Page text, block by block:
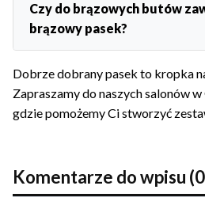
Czy do brązowych butów
brązowy pasek?
Dobrze dobrany pasek to kropka
Zapraszamy do naszych salonów
gdzie pomożemy Ci stworzyć
Komentarze do wpisu